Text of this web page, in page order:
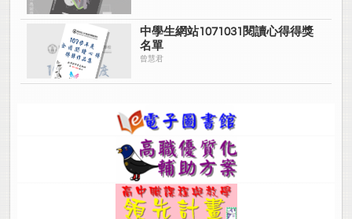
中學生網站1071031閱讀心得得獎
名單
曾慧君